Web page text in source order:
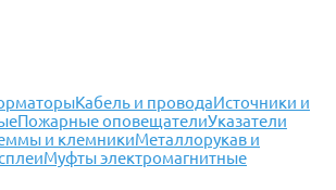
Кабель и проводаИсточники и
Пожарные оповещателиУказатели
и клемникиМеталлорукав и
Муфты электромагнитные